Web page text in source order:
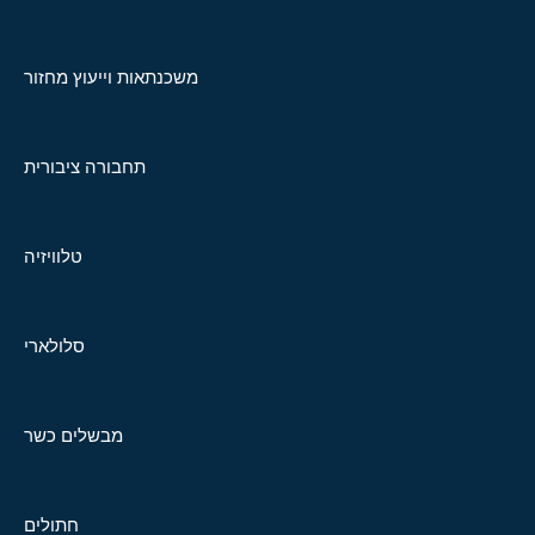
משכנתאות וייעוץ מחזור
תחבורה ציבורית
טלוויזיה
סלולארי
מבשלים כשר
חתולים